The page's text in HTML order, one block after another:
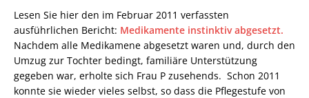
Lesen Sie hier den im Februar 2011 verfassten
ausführlichen Bericht: Medikamente instinktiv abgesetzt.
Nachdem alle Medikamene abgesetzt waren und, durch den
Umzug zur Tochter bedingt, familiäre Unterstützung
gegeben war, erholte sich Frau P zusehends. Schon 2011
konnte sie wieder vieles selbst, so dass die Pflegestufe von